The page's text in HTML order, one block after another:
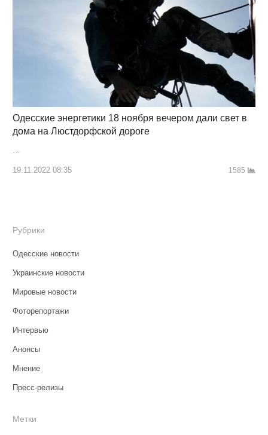
Одесские энергетики 18 ноября вечером дали свет в
дома на Люстдорфской дороге
…
19.11.2022 08:35 1585
Рубрики
Одесские новости
Украинские новости
Мировые новости
Фоторепортажи
Интервью
Анонсы
Мнение
Пресс-релизы
Метки